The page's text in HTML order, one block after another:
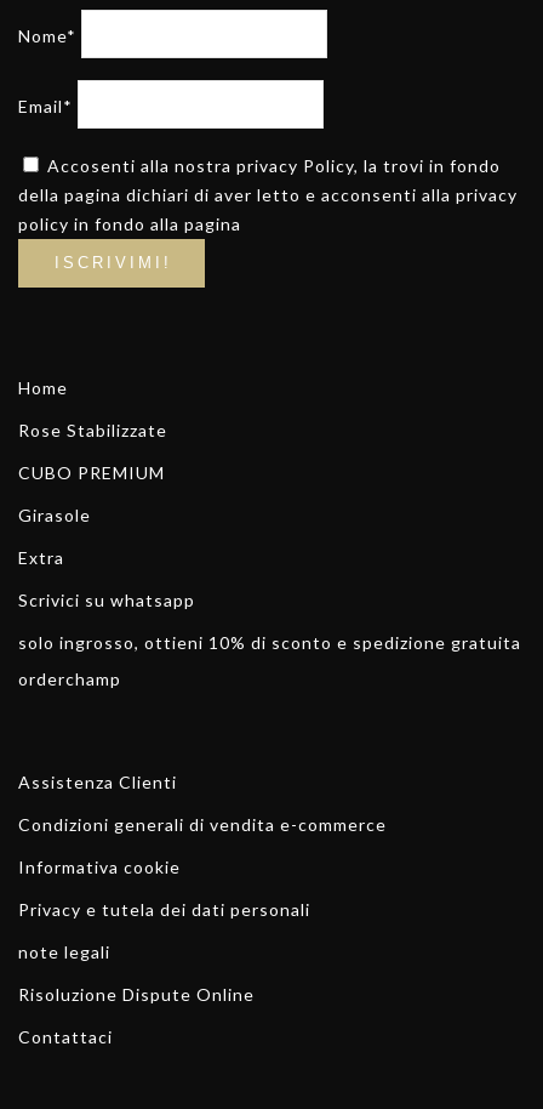
Nome*
Email*
Accosenti alla nostra privacy Policy, la trovi in fondo
della pagina dichiari di aver letto e acconsenti alla privacy
policy in fondo alla pagina
Home
Rose Stabilizzate
CUBO PREMIUM
Girasole
Extra
Scrivici su whatsapp
solo ingrosso, ottieni 10% di sconto e spedizione gratuita
orderchamp
Assistenza Clienti
Condizioni generali di vendita e-commerce
Informativa cookie
Privacy e tutela dei dati personali
note legali
Risoluzione Dispute Online
Contattaci